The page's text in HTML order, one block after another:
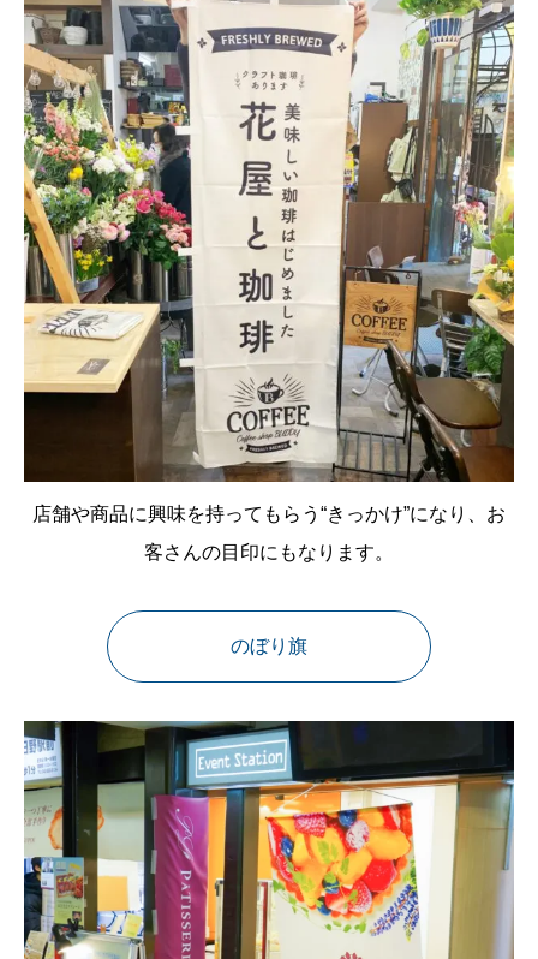
店舗や商品に興味を持ってもらう“きっかけ”になり、お
客さんの目印にもなります。
のぼり旗